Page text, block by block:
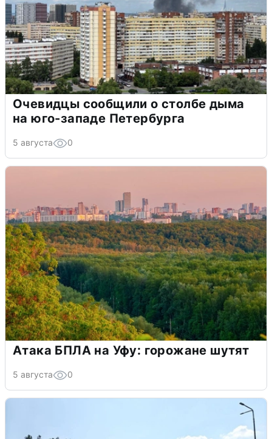
Очевидцы сообщили о столбе дыма
на юго-западе Петербурга
5 августа 0
Атака БПЛА на Уфу: горожане шутят
5 августа 0